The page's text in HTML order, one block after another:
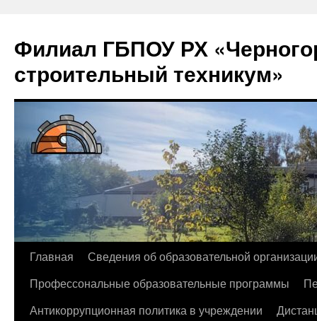
Филиал ГБПОУ РХ
строительный техникум»
Перейти
содержимому
Главная
Сведения об образовательной
Профессональные образовательные программы
Антикоррупционная политика в учреждении